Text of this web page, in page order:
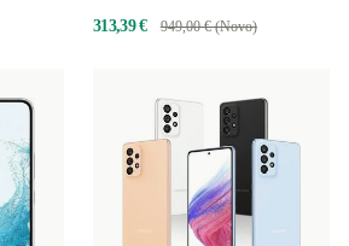
313,39 € 949,00 € (Novo)